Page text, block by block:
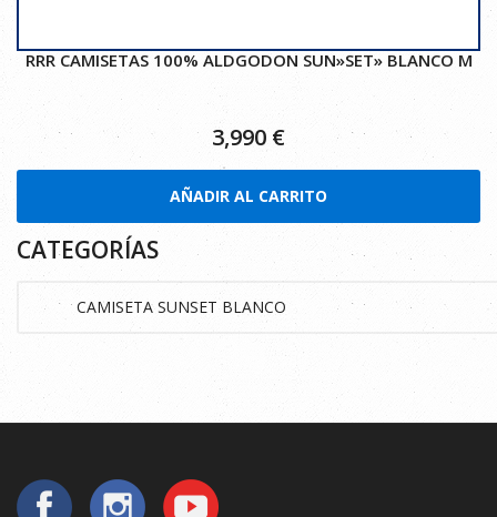
RRR CAMISETAS 100% ALDGODON SUN»SET» BLANCO M
3,990 €
AÑADIR AL CARRITO
CATEGORÍAS